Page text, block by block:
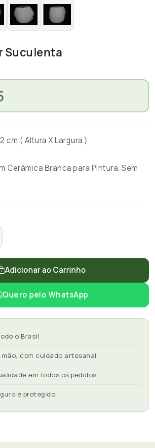
Suculenta
cm ( Altura X Largura )
Cerâmica Branca para Pintura. Sem
Adicionar ao Carrinho
Quero pelo WhatsApp
o Brasil
com cuidado artesanal
em todos os pedidos
e protegido